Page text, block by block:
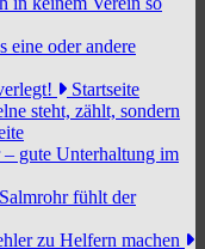
eine oder andere
Startseite
steht, zählt, sondern
gute Unterhaltung im
fühlt der
zu Helfern machen